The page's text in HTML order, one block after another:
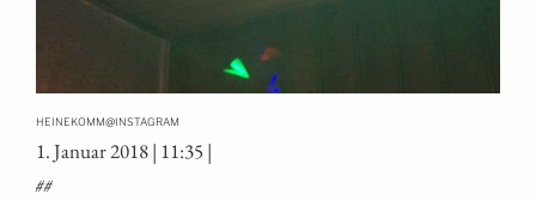
HEINEKOMM@INSTAGRAM
1. Janu­ar 2018 | 11:35 |
##